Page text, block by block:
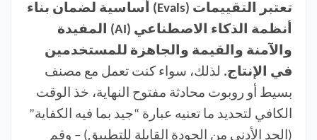
تعتبر التقييمات (Evals) أساسية لضمان بناء
أنظمة الذكاء الاصطناعي (AI) المفيدة
والآمنة والقيمة والجاهزة للمستخدمين
في الإنتاج. لذلك، سواء كنت تعمل مع مصنف
بسيط أو روبوت محادثة مفتوح النهاية، خذ الوقت
الكافي لتحديد ما تعنيه عبارة “جيد بما فيه الكفاية”
(الحد الأدنى من الجودة القابلة للتطبيق) – وقم